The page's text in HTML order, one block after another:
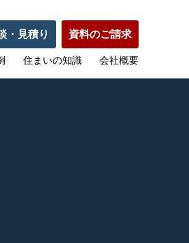
・見積り 資料のご請求
住まいの知識 会社概要